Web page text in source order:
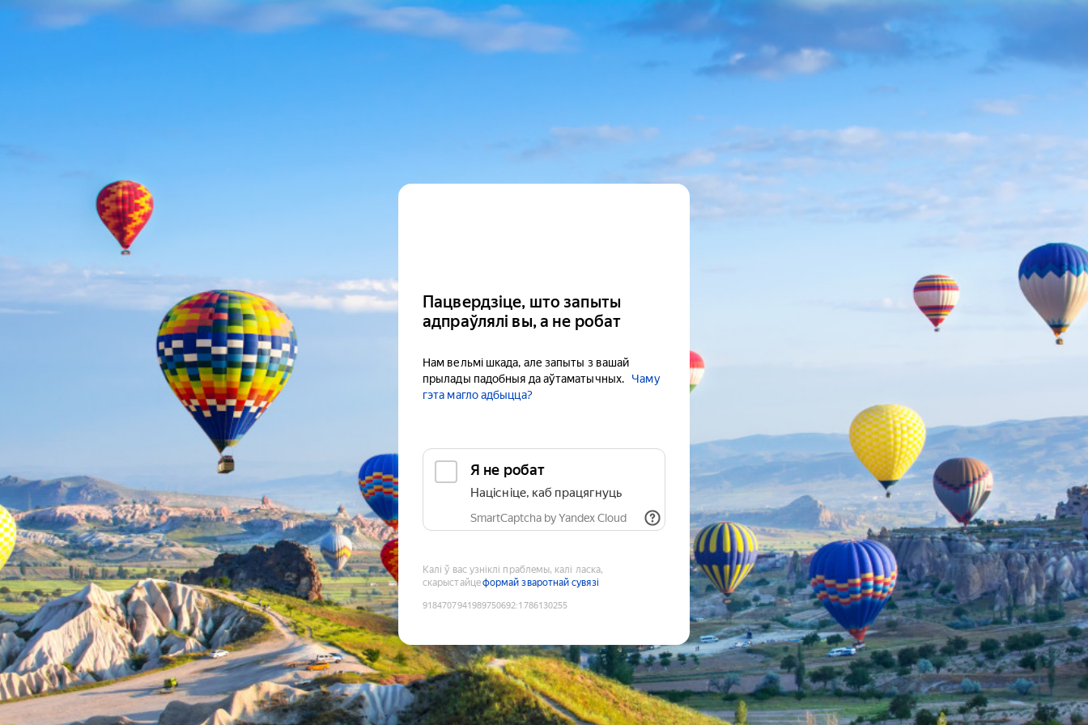
Пацвердзіце, што запыты
адпраўлялі вы, а не робат
Нам вельмі шкада, але запыты з вашай
прылады падобныя да аўтаматычных.
Чаму
гэта магло адбыцца?
Я не робат
Націсніце, каб працягнуць
SmartCaptcha by Yandex Cloud
Калі ў вас узніклі праблемы, калі ласка,
скарыстайцеформай зваротнай сувязі
9184707941989750692:1786130255